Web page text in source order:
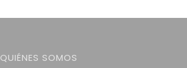
QUIÉNES SOMOS